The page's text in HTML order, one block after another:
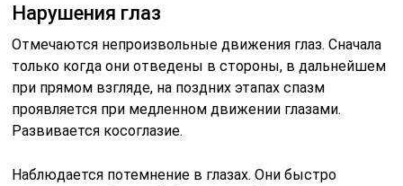
Нарушения глаз
Отмечаются непроизвольные движения глаз. Сначала
только когда они отведены в стороны, в дальнейшем
при прямом взгляде, на поздних этапах спазм
проявляется при медленном движении глазами.
Развивается косоглазие.
Наблюдается потемнение в глазах. Они быстро